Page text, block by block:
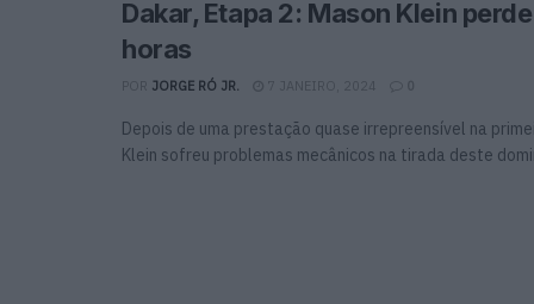
Dakar, Etapa 2: Mason Klein
horas
JORGE RÓ JR. 7 JANEIRO, 2024 0
Depois de uma prestação quase irrepreensível na
Klein sofreu problemas mecânicos na tirada deste